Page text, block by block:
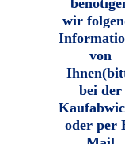
wir
von
Ihnen
bei der
oder per